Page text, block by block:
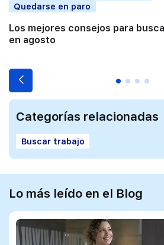
Quedarse en paro
Los mejores consejos para
en agosto
Categorías relacionadas
Buscar trabajo
Lo más leído en el Blog